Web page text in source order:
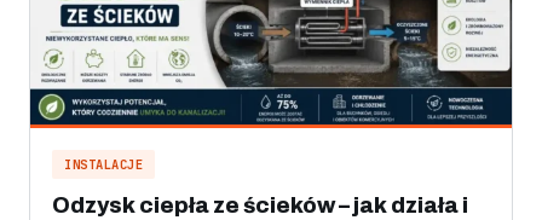
INSTALACJE
Odzysk ciepła ze ścieków – jak działa i